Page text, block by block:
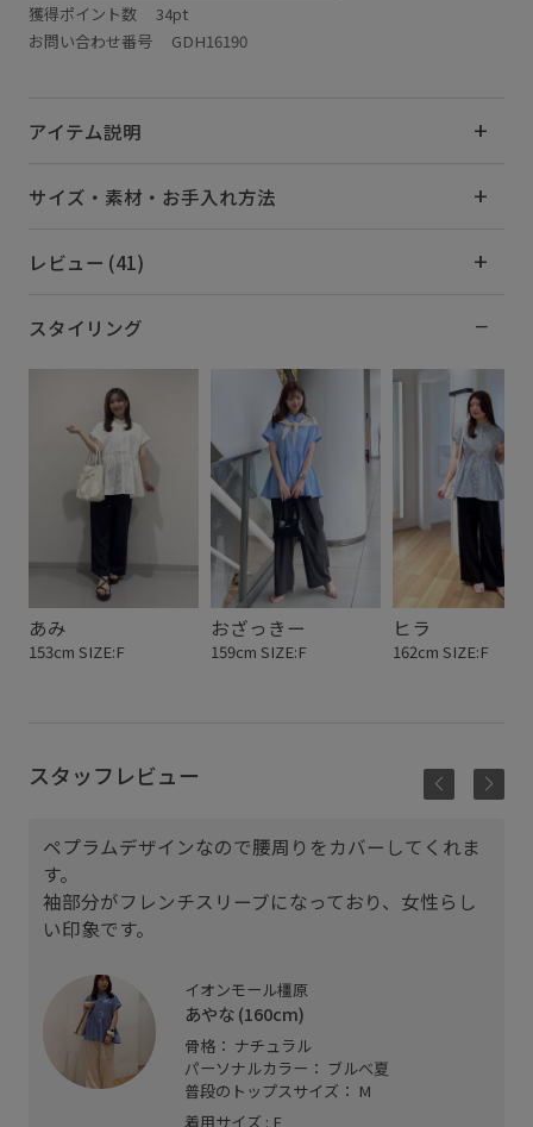
獲得ポイント数 34pt
お問い合わせ番号 GDH16190
アイテム説明
サイズ・素材・お手入れ方法
レビュー (41)
スタイリング
あみ
153cm SIZE:F
おざっきー
159cm SIZE:F
ヒラ
162cm SIZE:F
スタッフレビュー
ペプラムデザインなので腰周りをカバーしてくれま
す。
袖部分がフレンチスリーブになっており、女性らし
い印象です。
イオンモール橿原
あやな (160cm)
骨格： ナチュラル
パーソナルカラー： ブルべ夏
普段のトップスサイズ： M
着用サイズ : F